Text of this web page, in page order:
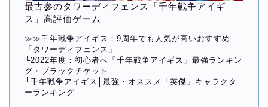
最古参のタワーディフェンス「千年戦争アイギ
ス」高評価ゲーム
≫≫千年戦争アイギス：9周年でも人気が高いおすすめ
「タワーディフェンス」
└2022年度：初心者へ「千年戦争アイギス」最強ランキン
グ・ブラックチケット
└千年戦争アイギス│最強・オススメ「英傑」キャラクタ
ーランキング